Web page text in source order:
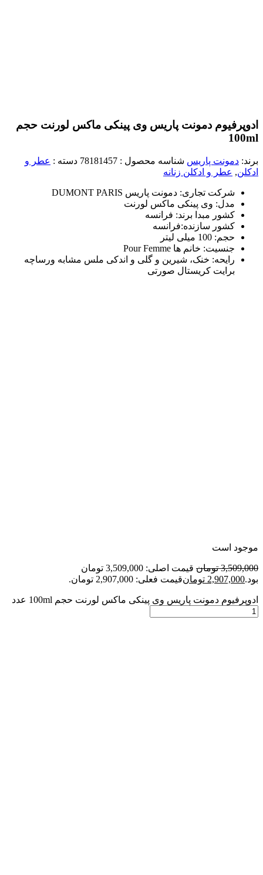
ادوپرفیوم دمونت پاریس وی پینکی ماکس لورنت حجم
100ml
برند: دمونت پاریس شناسه محصول : 78181457 دسته : عطر و
ادکلن, عطر و ادکلن زنانه
شرکت تجاری: دمونت پاریس DUMONT PARIS
مدل: وی پینکی ماکس لورنت
کشور مبدا برند: فرانسه
کشور سازنده:فرانسه
حجم: 100 میلی لیتر
جنسیت: خانم ها Pour Femme
رایحه: خنک، شیرین و گلی و اندکی ملس مشابه ورساچه
برایت کریستال صورتی
موجود است
3,509,000 تومان
قیمت اصلی: 3,509,000 تومان
بود.2,907,000 تومانقیمت فعلی: 2,907,000 تومان.
ادوپرفیوم دمونت پاریس وی پینکی ماکس لورنت حجم 100ml عدد